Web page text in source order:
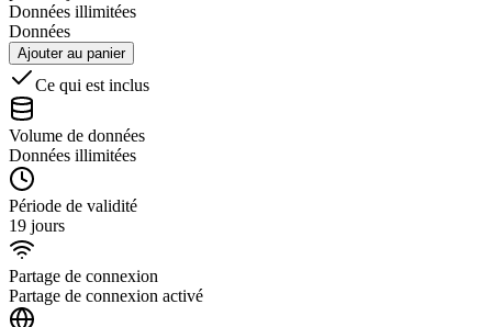
Données illimitées
Données
Ajouter au panier
Ce qui est inclus
Volume de données
Données illimitées
Période de validité
19 jours
Partage de connexion
Partage de connexion activé